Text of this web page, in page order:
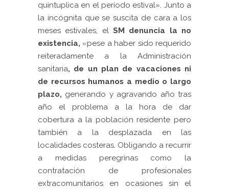
quintuplica en el período estival». Junto a
la incógnita que se suscita de cara a los
meses estivales, el SM denuncia la no
existencia, «pese a haber sido requerido
reiteradamente a la Administración
sanitaria, de un plan de vacaciones ni
de recursos humanos a medio o largo
plazo, generando y agravando año tras
año el problema a la hora de dar
cobertura a la población residente pero
también a la desplazada en las
localidades costeras. Obligando a recurrir
a medidas peregrinas como la
contratación de profesionales
extracomunitarios en ocasiones sin el